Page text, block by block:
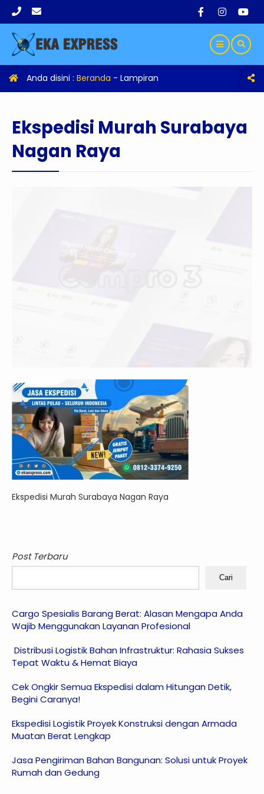
Anda disini : Beranda - Lampiran
Ekspedisi Murah Surabaya
Nagan Raya
Ekspedisi Murah Surabaya Nagan Raya
Post Terbaru
Cari
Cargo Spesialis Barang Berat: Alasan Mengapa Anda
Wajib Menggunakan Layanan Profesional
Distribusi Logistik Bahan Infrastruktur: Rahasia Sukses
Tepat Waktu & Hemat Biaya
Cek Ongkir Semua Ekspedisi dalam Hitungan Detik,
Begini Caranya!
Ekspedisi Logistik Proyek Konstruksi dengan Armada
Muatan Berat Lengkap
Jasa Pengiriman Bahan Bangunan: Solusi untuk Proyek
Rumah dan Gedung